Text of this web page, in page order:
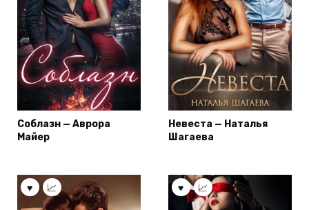
Соблазн — Аврора
Майер
Невеста — Наталья
Шагаева